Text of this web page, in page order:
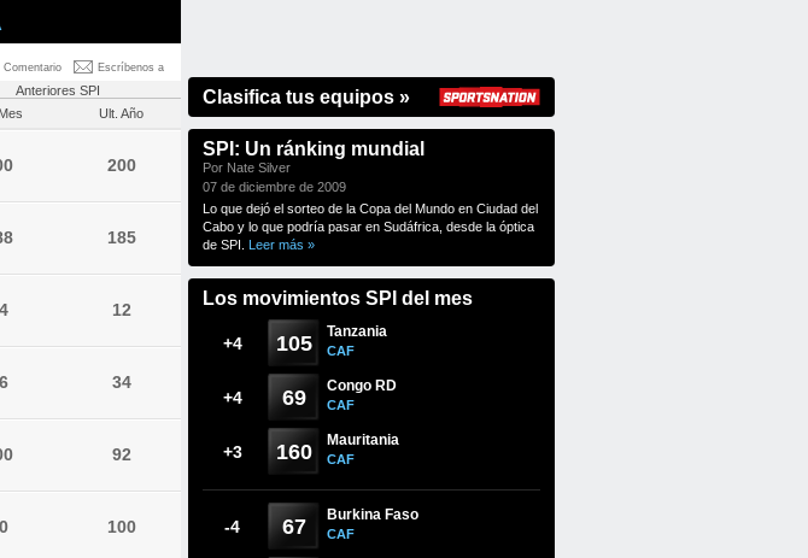
Comentario Escríbenos a
Anteriores SPI
Ult. Año
200
185
12
34
92
100
Clasifica tus equipos »
SPI: Un ránking mundial
Por Nate Silver
07 de diciembre de 2009
Lo que dejó el sorteo de la Copa del Mundo en Ciudad del
Cabo y lo que podría pasar en Sudáfrica, desde la óptica
de SPI. Leer más »
Los movimientos SPI del mes
+4 105 Tanzania
CAF
+4 69 Congo RD
CAF
+3 160 Mauritania
CAF
-4 67 Burkina Faso
CAF